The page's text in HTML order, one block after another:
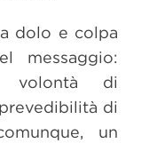
dolo e colpa
messaggio:
volontà di
di
un